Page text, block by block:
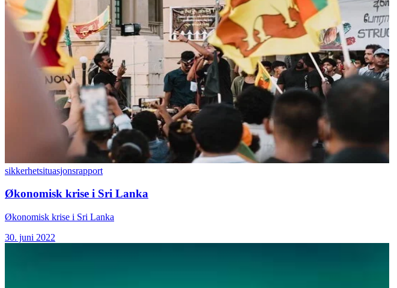
sikkerhetsituasjonsrapport
Økonomisk krise i Sri Lanka
Økonomisk krise i Sri Lanka
30. juni 2022